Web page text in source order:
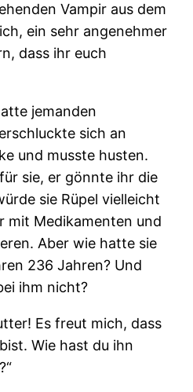
Vampir aus dem
ein sehr angenehmer
dass ihr euch
jemanden
sich an
und musste husten.
sie, er gönnte ihr die
sie Rüpel vielleicht
mit Medikamenten und
Aber wie hatte sie
236 Jahren? Und
ihm nicht?
Es freut mich, dass
Wie hast du ihn